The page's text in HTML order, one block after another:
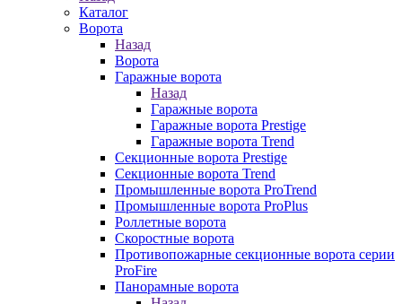
Каталог
Ворота
Назад
Ворота
Гаражные ворота
Назад
Гаражные ворота
Гаражные ворота Prestige
Гаражные ворота Trend
Секционные ворота Prestige
Секционные ворота Trend
Промышленные ворота ProTrend
Промышленные ворота ProPlus
Роллетные ворота
Скоростные ворота
Противопожарные секционные ворота серии
ProFire
Панорамные ворота